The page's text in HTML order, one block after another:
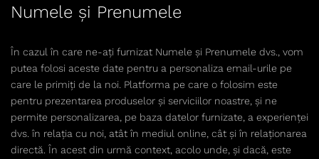
Numele și Prenumele
În cazul în care ne-ați furnizat Numele și Prenumele dvs., vom
putea folosi aceste date pentru a personaliza email-urile pe
care le primiți de la noi. Platforma pe care o folosim este
pentru prezentarea produselor și serviciilor noastre, și ne
permite personalizarea, pe baza datelor furnizate, a experienței
dvs. în relația cu noi, atât în mediul online, cât și în relaționarea
directă. În acest din urmă context, acolo unde, și dacă, este